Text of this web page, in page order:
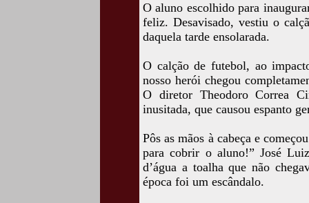
O aluno escolhido para
feliz. Desavisado, vestiu o
daquela tarde ensolarada.
O calção de futebol, ao
nosso herói chegou
O diretor Theodoro Correa
inusitada, que causou espanto
Pôs as mãos à cabeça e
para cobrir o aluno!” José
d’água a toalha que não
época foi um escândalo.